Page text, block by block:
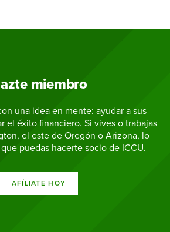
miembro
una idea en mente: ayudar a sus
el éxito financiero. Si vives o trabajas
el este de Oregón o Arizona, lo
puedas hacerte socio de ICCU.
AFÍLIATE HOY